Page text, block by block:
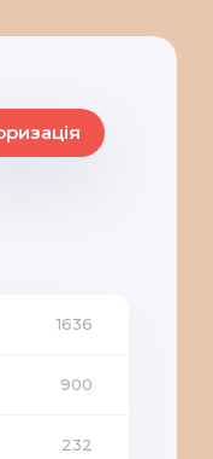
1636
900
232